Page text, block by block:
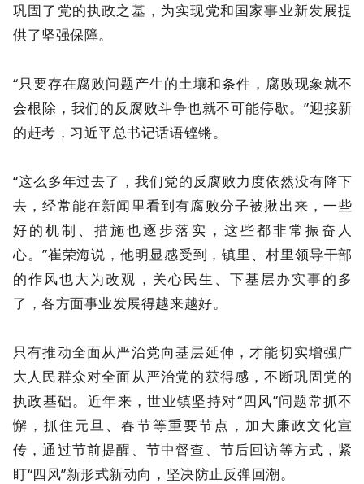
巩固了党的执政之基，为实现党和国家事业新发展提
供了坚强保障。
“只要存在腐败问题产生的土壤和条件，腐败现象就不
会根除，我们的反腐败斗争也就不可能停歇。”迎接新
的赶考，习近平总书记话语铿锵。
“这么多年过去了，我们党的反腐败力度依然没有降下
去，经常能在新闻里看到有腐败分子被揪出来，一些
好的机制、措施也逐步落实，这些都非常振奋人
心。”崔荣海说，他明显感受到，镇里、村里领导干部
的作风也大为改观，关心民生、下基层办实事的多
了，各方面事业发展得越来越好。
只有推动全面从严治党向基层延伸，才能切实增强广
大人民群众对全面从严治党的获得感，不断巩固党的
执政基础。近年来，世业镇坚持对“四风”问题常抓不
懈，抓住元旦、春节等重要节点，加大廉政文化宣
传，通过节前提醒、节中督查、节后回访等方式，紧
盯“四风”新形式新动向，坚决防止反弹回潮。